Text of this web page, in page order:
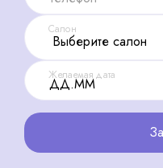
Салон
Желаемая дата